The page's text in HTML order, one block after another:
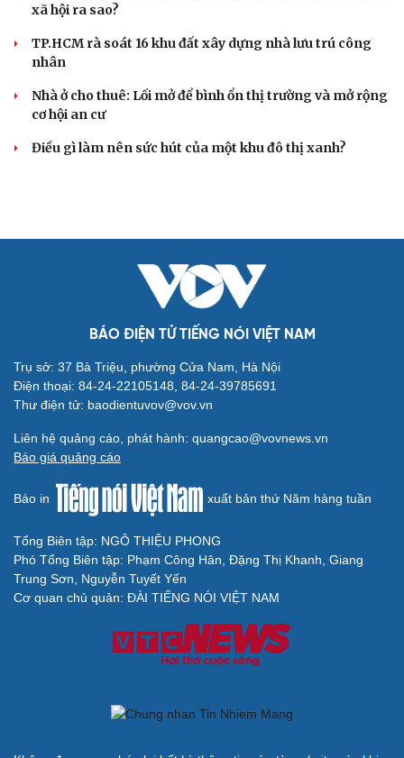
xã hội ra sao?
TP.HCM rà soát 16 khu đất xây dựng nhà lưu trú công
nhân
Nhà ở cho thuê: Lối mở để bình ổn thị trường và mở rộng
cơ hội an cư
Điều gì làm nên sức hút của một khu đô thị xanh?
BÁO ĐIỆN TỬ TIẾNG NÓI VIỆT NAM
Trụ sở: 37 Bà Triệu, phường Cửa Nam, Hà Nội
Điện thoại: 84-24-22105148, 84-24-39785691
Thư điện tử: baodientuvov@vov.vn
Liên hệ quảng cáo, phát hành: quangcao@vovnews.vn
Báo giá quảng cáo
Báo in xuất bản thứ Năm hàng tuần
Tổng Biên tập: NGÔ THIỆU PHONG
Phó Tổng Biên tập: Phạm Công Hân, Đặng Thị Khanh, Giang
Trung Sơn, Nguyễn Tuyết Yến
Cơ quan chủ quản: ĐÀI TIẾNG NÓI VIỆT NAM